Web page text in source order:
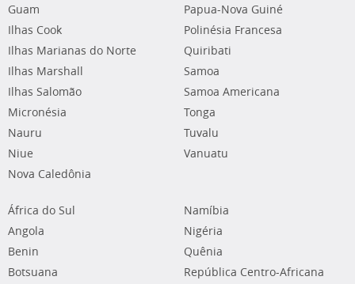
Guam
Ilhas Cook
Ilhas Marianas do Norte
Ilhas Marshall
Ilhas Salomão
Micronésia
Nauru
Niue
Nova Caledônia
Papua-Nova Guiné
Polinésia Francesa
Quiribati
Samoa
Samoa Americana
Tonga
Tuvalu
Vanuatu
África do Sul
Angola
Benin
Botsuana
Namíbia
Nigéria
Quênia
República Centro-Africana